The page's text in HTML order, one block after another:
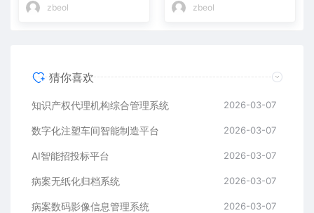
zbeol zbeol
猜你喜欢
知识产权代理机构综合管理系统 2026-03-07
数字化注塑车间智能制造平台 2026-03-07
AI智能招投标平台 2026-03-07
病案无纸化归档系统 2026-03-07
病案数码影像信息管理系统 2026-03-07